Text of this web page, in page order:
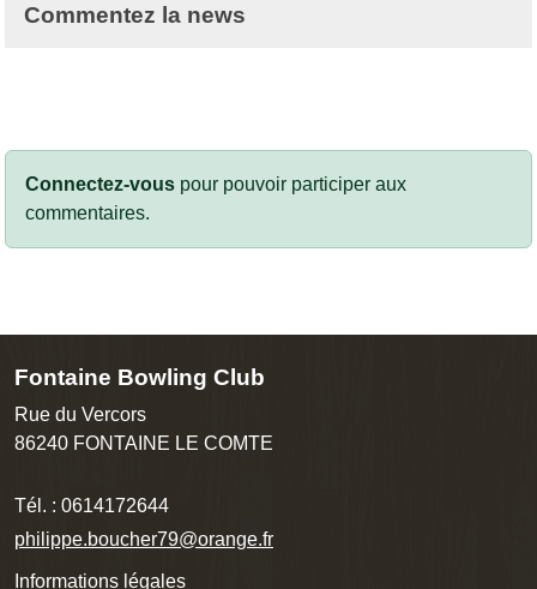
Commentez la news
Connectez-vous pour pouvoir participer aux
commentaires.
Fontaine Bowling Club
Rue du Vercors
86240 FONTAINE LE COMTE
Tél. : 0614172644
philippe.boucher79@orange.fr
Informations légales